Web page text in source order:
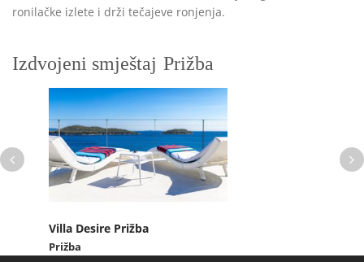
ronilačke izlete i drži tečajeve ronjenja.
Izdvojeni smještaj Prižba
Villa Desire Prižba
Prižba